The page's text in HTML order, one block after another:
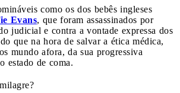
como os dos bebês ingleses
Evans, que foram assassinados por
judicial e contra a vontade expressa dos
que na hora de salvar a ética médica,
mundo afora, da sua progressiva
estado de coma.